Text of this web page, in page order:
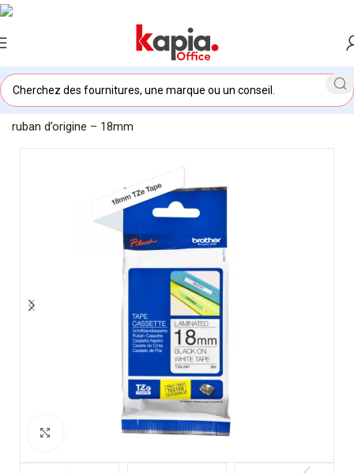
Accueil/KAPIA OFFICE MAROC/Brother TZE241 – Cassette à
ruban d’origine – 18mm
Click to enlarge